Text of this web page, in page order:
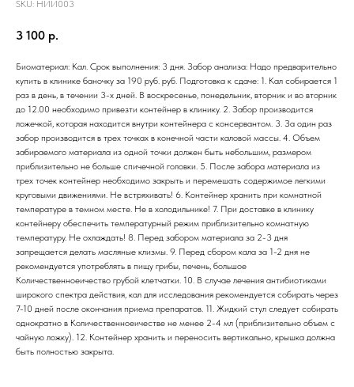
SKU: НИИ003
3 100 р.
Биоматериал: Кал. Срок выполнения: 3 дня. Забор анализа: Надо предварительно
купить в клинике баночку за 190 руб. руб. Подготовка к сдаче: 1. Кал собирается 1
раз в день, в течении 3-х дней. В воскресенье, понедельник, вторник и во вторник
до 12.00 необходимо привезти контейнер в клинику. 2. Забор производится
ложечкой, которая находится внутри контейнера с консервантом. 3. За один раз
забор производится в трех точках в конечной части каловой массы. 4. Объем
забираемого материала из одной точки должен быть небольшим, размером
приблизительно не больше спичечной головки. 5. После забора материала из
трех точек контейнер необходимо закрыть и перемешать содержимое легкими
круговыми движениями. Не встряхивать! 6. Контейнер хранить при комнатной
температуре в темном месте. Не в холодильнике! 7. При доставке в клинику
контейнеру обеспечить температурный режим приблизительно комнатную
температуру. Не охлаждать! 8. Перед забором материала за 2-3 дня
запрещается делать масляные клизмы. 9. Перед сбором кала за 1-2 дня не
рекомендуется употреблять в пищу грибы, печень, большое
Количественноеичество грубой клетчатки. 10. В случае лечения антибиотиками
широкого спектра действия, кал для исследования рекомендуется собирать через
7-10 дней после окончания приема препаратов. 11. Жидкий стул следует собирать
однократно в Количественноеичестве не менее 2-4 мл (приблизительно объем с
чайную ложку). 12. Контейнер хранить и переносить вертикально, крышка должна
быть полностью закрыта.